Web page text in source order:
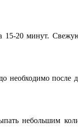
15-20 минут.
необходимо после
небольшим